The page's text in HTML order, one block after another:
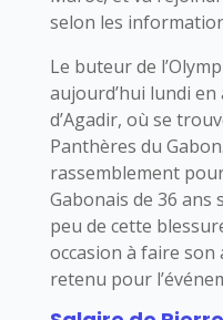
selon les
Le buteur de
aujourd’hui lundi
d’Agadir, où se
Panthères du
rassemblement
Gabonais de 36 ans
peu de cette
occasion à faire son
retenu pour